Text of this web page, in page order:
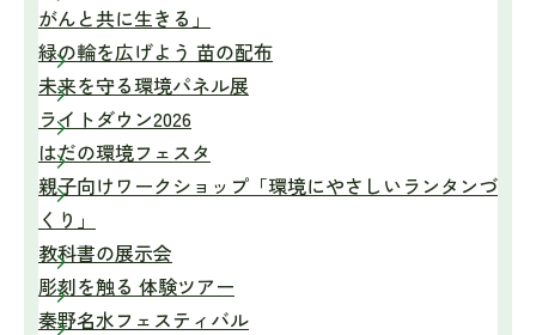
がんと共に生きる」
緑の輪を広げよう 苗の配布
未来を守る環境パネル展
ライトダウン2026
はだの環境フェスタ
親子向けワークショップ「環境にやさしいランタンづ
くり」
教科書の展示会
彫刻を触る 体験ツアー
秦野名水フェスティバル